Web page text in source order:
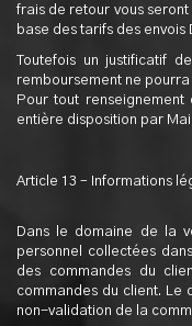
frais de retour vous
base des tarifs des envois
Toutefois un justificatif
remboursement ne pourra
Pour tout
entière disposition par
Article 13 – Informations
Dans le domaine de la
personnel collectées
des commandes du
commandes du client. Le
non-validation de la